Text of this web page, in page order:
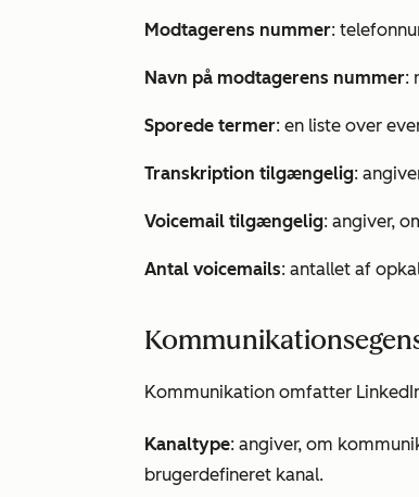
Modtagerens nummer:
Navn på modtagerens nummer:
Sporede termer: en liste over
Transkription tilgængelig:
Voicemail tilgængelig: angiver,
Antal voicemails: antallet af
Kommunikation omfatter
Kanaltype: angiver, om
brugerdefineret kanal.